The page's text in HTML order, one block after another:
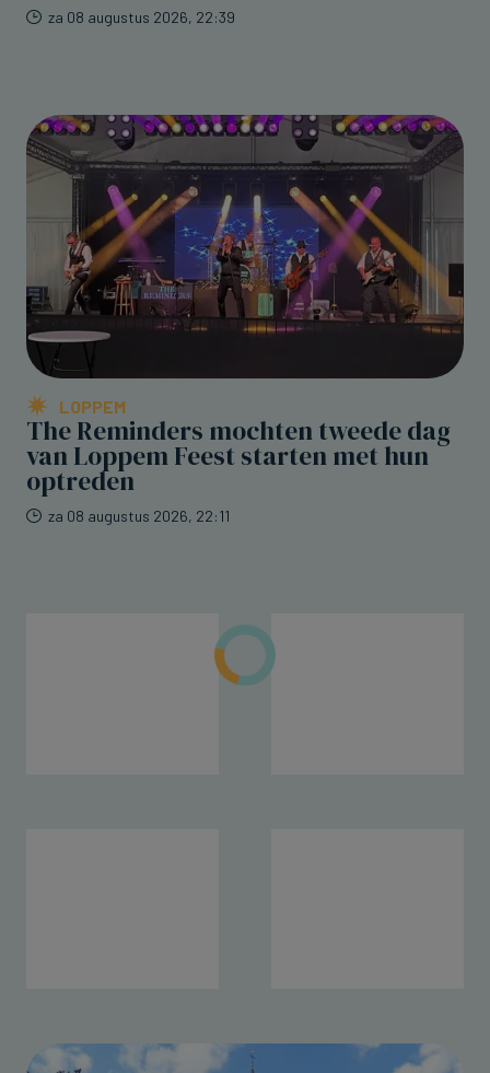
za 08 augustus 2026, 22:39
LOPPEM
The Reminders mochten tweede dag
van Loppem Feest starten met hun
optreden
za 08 augustus 2026, 22:11